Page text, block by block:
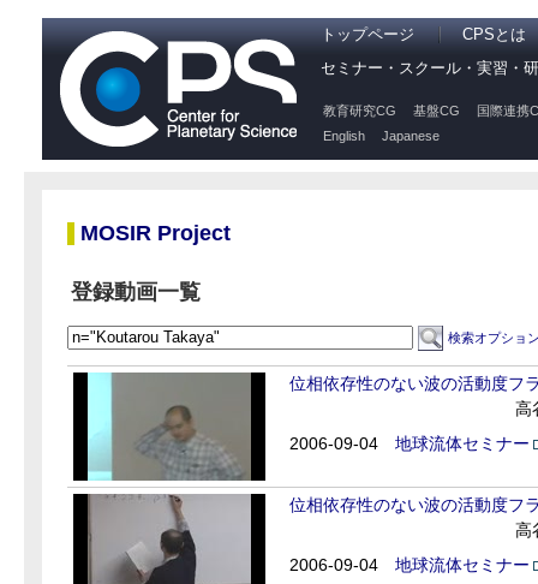
トップページ
CPSとは
セミナー・スクール・実習・
教育研究CG 基盤CG
国際連携
English
Japanese
MOSIR Project
登録動画一覧
検索オプショ
位相依存性のない波の活動度フ
高
2006-09-04
地球流体セミナー
位相依存性のない波の活動度フ
高
2006-09-04
地球流体セミナー